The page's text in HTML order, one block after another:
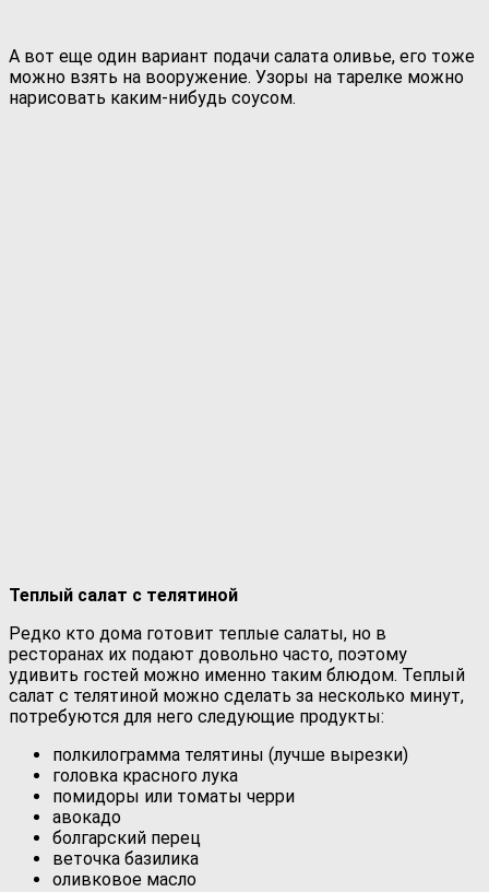
А вот еще один вариант подачи салата оливье, его тоже
можно взять на вооружение. Узоры на тарелке можно
нарисовать каким-нибудь соусом.
Теплый салат с телятиной
Редко кто дома готовит теплые салаты, но в
ресторанах их подают довольно часто, поэтому
удивить гостей можно именно таким блюдом. Теплый
салат с телятиной можно сделать за несколько минут,
потребуются для него следующие продукты:
полкилограмма телятины (лучше вырезки)
головка красного лука
помидоры или томаты черри
авокадо
болгарский перец
веточка базилика
оливковое масло